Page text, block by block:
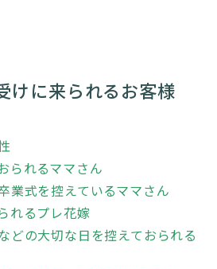
けに来られるお客様
られるママさん
業式を控えているママさん
れるプレ花嫁
どの大切な日を控えておられる